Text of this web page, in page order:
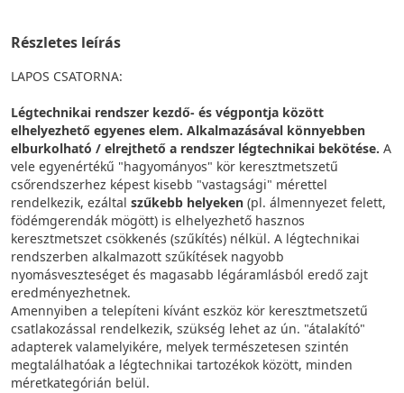
Részletes leírás
LAPOS CSATORNA:
Légtechnikai rendszer kezdő- és végpontja között
elhelyezhető egyenes elem. Alkalmazásával könnyebben
elburkolható / elrejthető a rendszer légtechnikai bekötése. A
vele egyenértékű "hagyományos" kör keresztmetszetű
csőrendszerhez képest kisebb "vastagsági" mérettel
rendelkezik, ezáltal szűkebb helyeken (pl. álmennyezet felett,
födémgerendák mögött) is elhelyezhető hasznos
keresztmetszet csökkenés (szűkítés) nélkül. A légtechnikai
rendszerben alkalmazott szűkítések nagyobb
nyomásveszteséget és magasabb légáramlásból eredő zajt
eredményezhetnek.
Amennyiben a telepíteni kívánt eszköz kör keresztmetszetű
csatlakozással rendelkezik, szükség lehet az ún. "átalakító"
adapterek valamelyikére, melyek természetesen szintén
megtalálhatóak a légtechnikai tartozékok között, minden
méretkategórián belül.